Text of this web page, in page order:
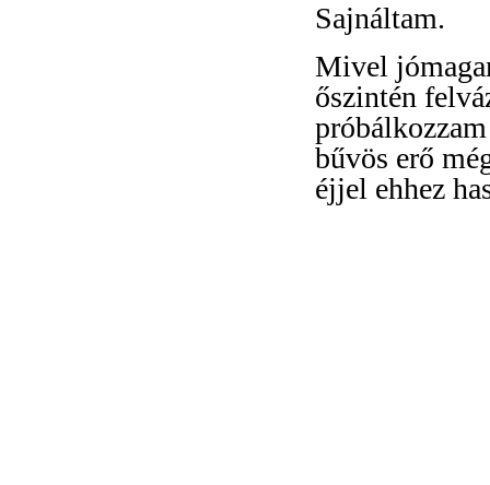
Sajnáltam.
Mivel
őszintén
bűvös erő
éjjel ehhez